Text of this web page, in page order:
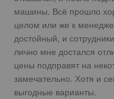
машины. Всё прошло
целом или же к
достойный, и
лично мне достался
цены подправят на
замечательно. Хотя и
выгодные варианты.